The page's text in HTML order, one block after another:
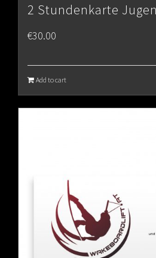
2 Stundenkarte
€30.00
Add to cart